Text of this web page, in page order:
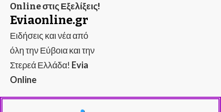
Online στις Εξελίξεις!
Eviaonline.gr
Ειδήσεις και νέα από
όλη την Εύβοια και την
Στερεά Ελλάδα! Evia
Online